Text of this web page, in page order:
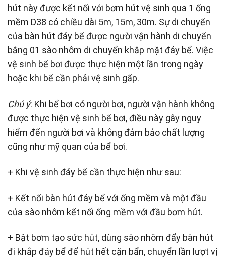
hút này được kết nối với bơm hút vệ sinh qua 1 ống
mềm D38 có chiều dài 5m, 15m, 30m. Sự di chuyển
của bàn hút đáy bể được người vận hành di chuyển
bằng 01 sào nhôm di chuyển khắp mặt đáy bể. Việc
vệ sinh bể bơi được thực hiện một lần trong ngày
hoặc khi bể cần phải vệ sinh gấp.
Chú ý: Khi bể bơi có người bơi, người vận hành không
được thực hiện vệ sinh bể bơi, điều này gây nguy
hiểm đến người bơi và không đảm bảo chất lượng
cũng như mỹ quan của bể bơi.
+ Khi vệ sinh đáy bể cần thực hiện như sau:
+ Kết nối bàn hút đáy bể với ống mềm và một đầu
của sào nhôm kết nối ống mềm với đầu bơm hút.
+ Bật bơm tạo sức hút, dùng sào nhôm đẩy bàn hút
đi khắp đáy bể để hút hết cặn bẩn, chuyển lần lượt vị